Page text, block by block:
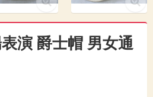
演 爵士帽 男女通